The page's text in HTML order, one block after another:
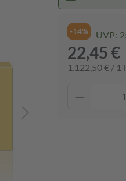
-14% UVP:
22,45 €
1.122,50 € / 1 l